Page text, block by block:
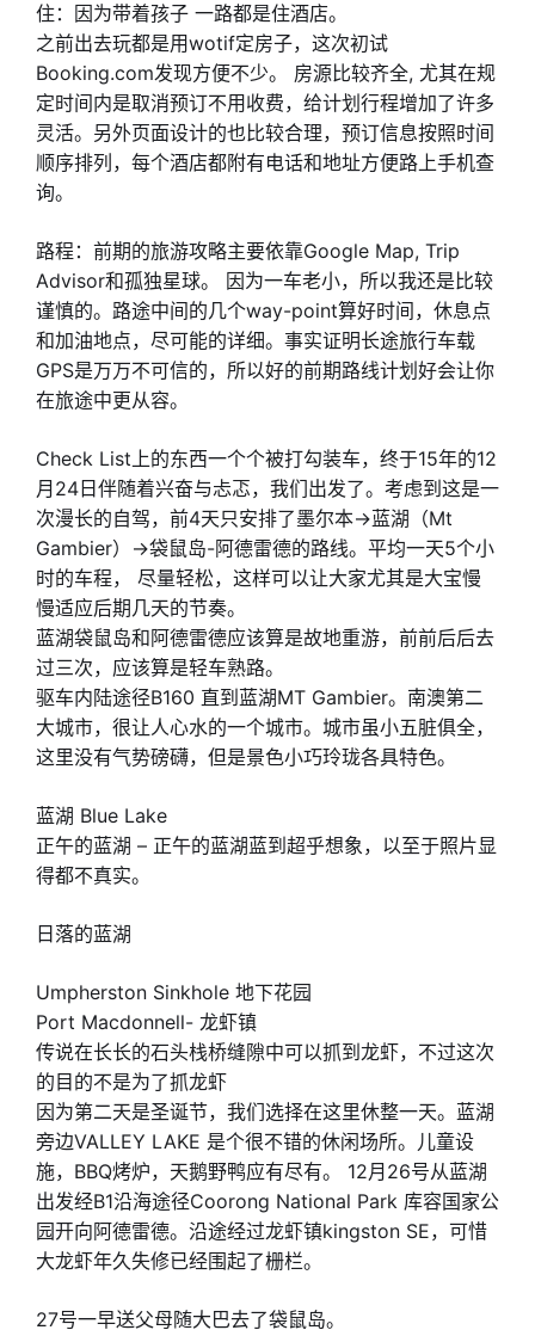
住：因为带着孩子 一路都是住酒店。
之前出去玩都是用wotif定房子，这次初试
Booking.com发现方便不少。 房源比较齐全, 尤其在规
定时间内是取消预订不用收费，给计划行程增加了许多
灵活。另外页面设计的也比较合理，预订信息按照时间
顺序排列，每个酒店都附有电话和地址方便路上手机查
询。
路程：前期的旅游攻略主要依靠Google Map, Trip
Advisor和孤独星球。 因为一车老小，所以我还是比较
谨慎的。路途中间的几个way-point算好时间，休息点
和加油地点，尽可能的详细。事实证明长途旅行车载
GPS是万万不可信的，所以好的前期路线计划好会让你
在旅途中更从容。
Check List上的东西一个个被打勾装车，终于15年的12
月24日伴随着兴奋与忐忑，我们出发了。考虑到这是一
次漫长的自驾，前4天只安排了墨尔本->蓝湖（Mt
Gambier）->袋鼠岛-阿德雷德的路线。平均一天5个小
时的车程， 尽量轻松，这样可以让大家尤其是大宝慢
慢适应后期几天的节奏。
蓝湖袋鼠岛和阿德雷德应该算是故地重游，前前后后去
过三次，应该算是轻车熟路。
驱车内陆途径B160 直到蓝湖MT Gambier。南澳第二
大城市，很让人心水的一个城市。城市虽小五脏俱全，
这里没有气势磅礴，但是景色小巧玲珑各具特色。
蓝湖 Blue Lake
正午的蓝湖 – 正午的蓝湖蓝到超乎想象，以至于照片显
得都不真实。
日落的蓝湖
Umpherston Sinkhole 地下花园
Port Macdonnell- 龙虾镇
传说在长长的石头栈桥缝隙中可以抓到龙虾，不过这次
的目的不是为了抓龙虾
因为第二天是圣诞节，我们选择在这里休整一天。蓝湖
旁边VALLEY LAKE 是个很不错的休闲场所。儿童设
施，BBQ烤炉，天鹅野鸭应有尽有。 12月26号从蓝湖
出发经B1沿海途径Coorong National Park 库容国家公
园开向阿德雷德。沿途经过龙虾镇kingston SE，可惜
大龙虾年久失修已经围起了栅栏。
27号一早送父母随大巴去了袋鼠岛。